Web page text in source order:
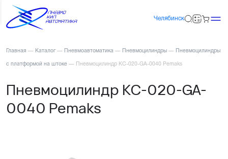
Челябинск
Главная — Каталог — Пневмоавтоматика — Пневмоцилиндры — Пневмоцилиндры
с платформой на штоке — Пневмоцилиндр KC-020-GA-0040 Pemaks
Пневмоцилиндр KC-020-GA-
0040 Pemaks